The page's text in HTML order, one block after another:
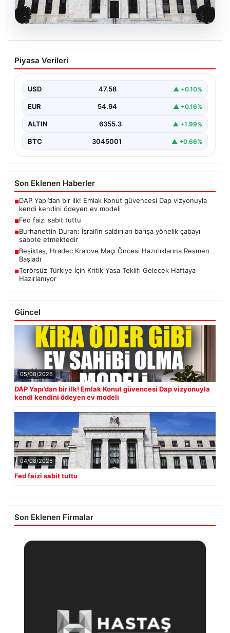
04.08.2026
Fed faizi sabit tuttu
Piyasa Verileri
USD 47.58 ▲ +0.10%
EUR 54.94 ▲ +0.16%
ALTIN 6355.3 ▲ +1.99%
BTC 3045001 ▲ +0.66%
Son Eklenen Haberler
■DAP Yapı’dan bir ilk! Emlak Konut güvencesi Dap vizyonuyla
kendi kendini ödeyen ev modeli
■Fed faizi sabit tuttu
■Burhanettin Duran: İsrail’in saldırıları barışa yönelik çabayı
sabote etmektedir
■Beşiktaş, Hradec Kralove Maçı Öncesi Hazırlıklarına Resmen
Başladı
■Terörsüz Türkiye İçin Kritik Yasa Teklifi Gelecek Haftaya
Hazırlanıyor
Güncel
05/08/2026
DAP Yapı’dan bir ilk! Emlak Konut güvencesi Dap vizyonuyla
kendi kendini ödeyen ev modeli
04/08/2026
Fed faizi sabit tuttu
Son Eklenen Firmalar